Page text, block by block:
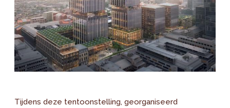
Tijdens deze tentoonstelling, georganiseerd